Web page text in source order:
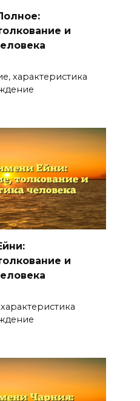
и
характеристика
и